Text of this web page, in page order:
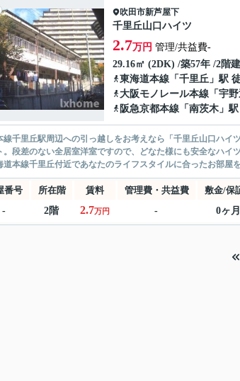
吹田市新芦屋下
千里丘山口ハイツ
2.7万円 管理/共益費-
29.16㎡ (2DK) /築57年 /2階建
東海道本線 「 千里丘 」駅
大阪モノレール本線 「 宇
阪急京都本線 「 南茨木 」
線千里丘駅周辺への引っ越しをお考えなら「千里丘山口ハ
。段差のない全居室洋室ですので、どなた様にも安全なハ
道本線千里丘付近であなたのライフスタイルに合ったお部屋
番号 所在階 賃料 管理費・共益費 敷金/保
-
2階 2.7万円 - 0ヶ月